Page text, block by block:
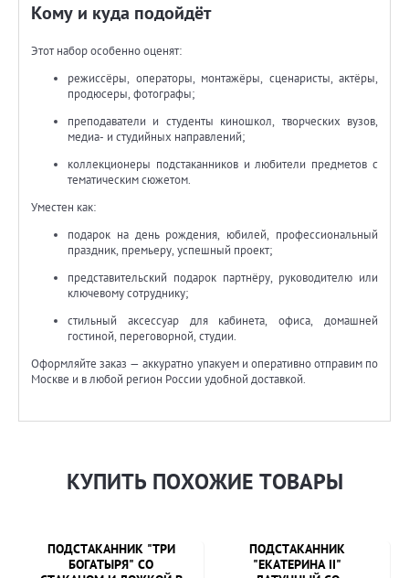
Кому и куда подойдёт
Этот набор особенно оценят:
режиссёры, операторы, монтажёры, сценаристы, актёры,
продюсеры, фотографы;
преподаватели и студенты киношкол, творческих вузов,
медиа- и студийных направлений;
коллекционеры подстаканников и любители предметов с
тематическим сюжетом.
Уместен как:
подарок на день рождения, юбилей, профессиональный
праздник, премьеру, успешный проект;
представительский подарок партнёру, руководителю или
ключевому сотруднику;
стильный аксессуар для кабинета, офиса, домашней
гостиной, переговорной, студии.
Оформляйте заказ — аккуратно упакуем и оперативно отправим по
Москве и в любой регион России удобной доставкой.
КУПИТЬ ПОХОЖИЕ ТОВАРЫ
ПОДСТАКАННИК "ТРИ
БОГАТЫРЯ" СО
ПОДСТАКАННИК
"ЕКАТЕРИНА II"